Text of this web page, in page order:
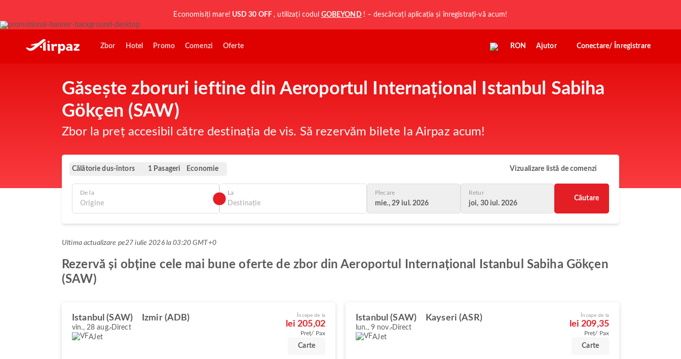
Economisiți mare! USD 30 OFF , utilizați codul GOBEYOND ! – descărcați aplicația și înregistrați-vă acum!
Zbor Hotel Promo Comenzi Oferte RON Ajutor Conectare/ Înregistrare
Găsește zboruri ieftine din Aeroportul Internațional Istanbul Sabiha
Gökçen (SAW)
Zbor la preț accesibil către destinația de vis. Să rezervăm bilete la Airpaz acum!
Călătorie dus-întors 1 Pasageri Economie Vizualizare listă de comenzi
De la La Plecare
mie., 29 iul. 2026
Retur
joi, 30 iul. 2026
Căutare
Ultima actualizare pe27 iulie 2026 la 03:20 GMT+0
Rezervă și obține cele mai bune oferte de zbor din Aeroportul Internațional Istanbul Sabiha Gökçen
(SAW)
Istanbul (SAW) Izmir (ADB)
vin., 28 aug. Direct
AJet
Începe de la
lei 205,02
Preț/ Pax
Carte
Istanbul (SAW) Kayseri (ASR)
lun., 9 nov. Direct
AJet
Începe de la
lei 209,35
Preț/ Pax
Carte